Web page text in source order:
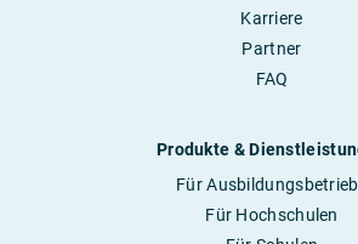
Karriere
Partner
FAQ
Produkte &
Für
Für Hochschulen